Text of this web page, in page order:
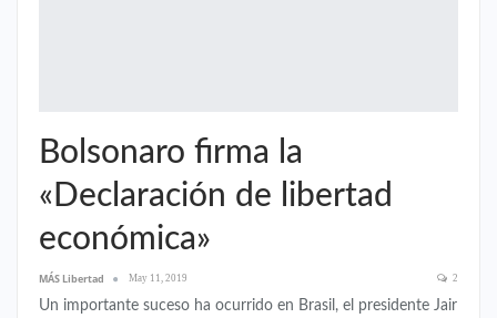
Bolsonaro firma la
«Declaración de libertad
económica»
MÁS Libertad May 11, 2019 2
Un importante suceso ha ocurrido en Brasil, el presidente Jair